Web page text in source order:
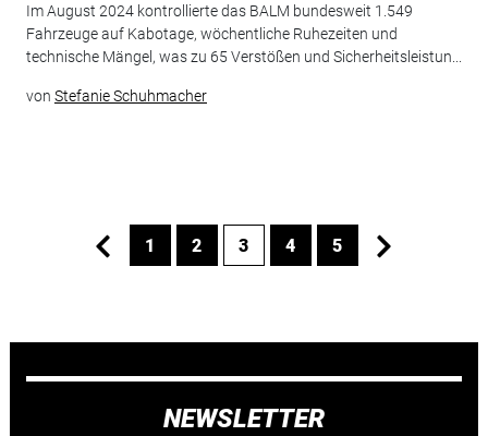
Im August 2024 kontrollierte das BALM bundesweit 1.549
Fahrzeuge auf Kabotage, wöchentliche Ruhezeiten und
technische Mängel, was zu 65 Verstößen und Sicherheitsleistun...
von Stefanie Schuhmacher
1 2 3 4 5
NEWSLETTER